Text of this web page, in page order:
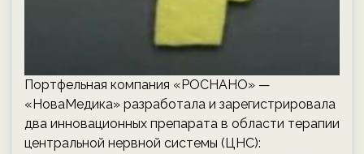
Портфельная компания «РОСНАНО» —
«НоваМедика» разработала и зарегистрировала
два инновационных препарата в области терапии
центральной нервной системы (ЦНС):